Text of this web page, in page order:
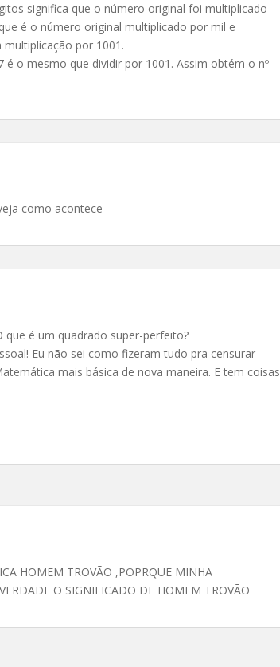
significa que o número original foi multiplicado
é o número original multiplicado por mil e
por 1001.
o mesmo que dividir por 1001. Assim obtém o nº
como acontece
que é um quadrado super-perfeito?
Eu não sei como fizeram tudo pra censurar
mais básica de nova maneira. E tem coisas
HOMEM TROVÃO ,POPRQUE MINHA
O SIGNIFICADO DE HOMEM TROVÃO